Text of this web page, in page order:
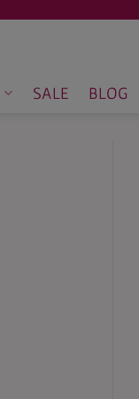
SALE BLOG